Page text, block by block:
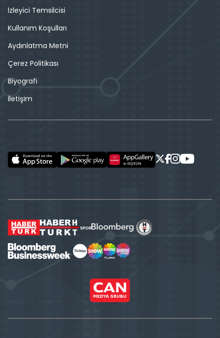
İzleyici Temsilcisi
Kullanım Koşulları
Aydınlatma Metni
Çerez Politikası
Biyografi
İletişim